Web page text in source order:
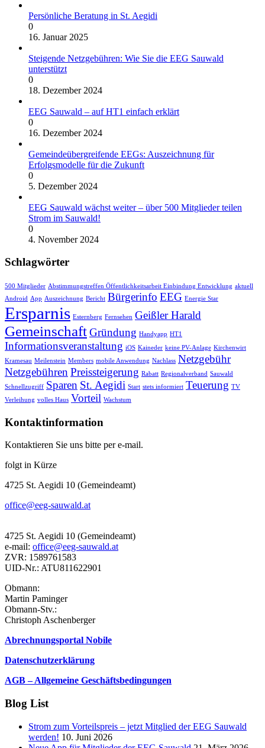
Persönliche Beratung in St. Aegidi
0
16. Januar 2025
Steigende Netzgebühren: Wie Sie die EEG Sauwald
unterstützt
0
18. Dezember 2024
EEG Sauwald – auf HT1 einfach erklärt
0
16. Dezember 2024
Gemeindeübergreifende EEGs: Auszeichnung für
Erfolgsmodelle für die Zukunft
0
5. Dezember 2024
EEG Sauwald wächst weiter – über 500 Mitglieder teilen
Strom im Sauwald!
0
4. November 2024
Schlagwörter
500 Mitglieder Abstimmungstreffen Öffentlichkeitsarbeit Einbindung Entwicklung aktuell
Android
App Auszeichnung Bericht Bürgerinfo EEG Energie Star
Ersparnis Esternberg Fernsehen Geißler Harald
GemeinschaftGründung Handyapp HT1
Informationsveranstaltung iOS Kaineder keine PV-Anlage Kirchenwirt
Kramesau Meilenstein Members mobile Anwendung Nachlass Netzgebühr
Netzgebühren Preissteigerung Rabatt Regionalverband Sauwald
Schnellzugriff Sparen St. Aegidi Start stets informiert Teuerung TV
Verleihung volles Haus Vorteil Wachstum
Kontaktinformation
Kontaktieren Sie uns bitte per e-mail.
folgt in Kürze
4725 St. Aegidi 10 (Gemeindeamt)
office@eeg-sauwald.at
4725 St. Aegidi 10 (Gemeindeamt)
e-mail: office@eeg-sauwald.at
ZVR: 1589761583
UID-Nr.: ATU811622901
Obmann:
Martin Paminger
Obmann-Stv.:
Christoph Aschenberger
Abrechnungsportal Nobile
Datenschutzerklärung
AGB – Allgemeine Geschäftsbedingungen
Blog List
Strom zum Vorteilspreis – jetzt Mitglied der EEG Sauwald
werden! 10. Juni 2026